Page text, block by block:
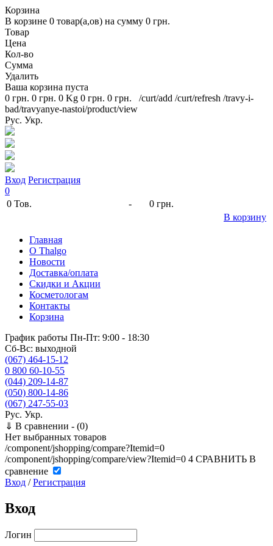
Корзина
В корзине 0 товар(а,ов) на сумму 0 грн.
Товар
Цена
Кол-во
Сумма
Удалить
Ваша корзина пуста
0 грн. 0 грн. 0 Kg 0 грн. 0 грн. /curt/add /curt/refresh /travy-i-
bad/travyanye-nastoi/product/view
Рус. Укр.
Вход Регистрация
0
0 Тов. -
0 грн.
В корзину
Главная
O Thalgo
Новости
Доставка/оплата
Скидки и Акции
Косметологам
Контакты
Корзина
График работы Пн-Пт: 9:00 - 18:30
Сб-Вс: выходной
(067) 464-15-12
0 800 60-10-55
(044) 209-14-87
(050) 800-14-86
(067) 247-55-03
Рус. Укр.
⇓ В сравнении - (0)
Нет выбранных товаров
/component/jshopping/compare?Itemid=0
/component/jshopping/compare/view?Itemid=0 4 СРАВНИТЬ В
сравнение
Вход /Регистрация
Вход
Логин